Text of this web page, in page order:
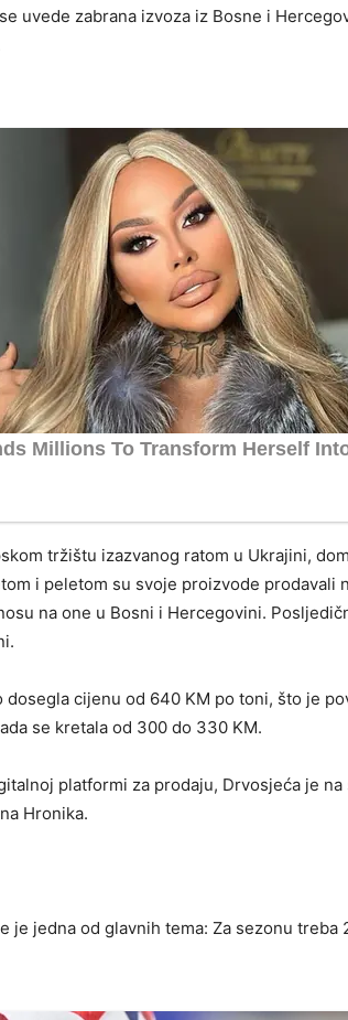
uvede zabrana izvoza iz Bosne i
tržištu izazvanog ratom u Ukrajini,
i peletom su svoje proizvode prodavali
na one u Bosni i Hercegovini.
dosegla cijenu od 640 KM po toni, što je
se kretala od 300 do 330 KM.
platformi za prodaju, Drvosjeća je
Hronika.
je jedna od glavnih tema: Za sezonu treba